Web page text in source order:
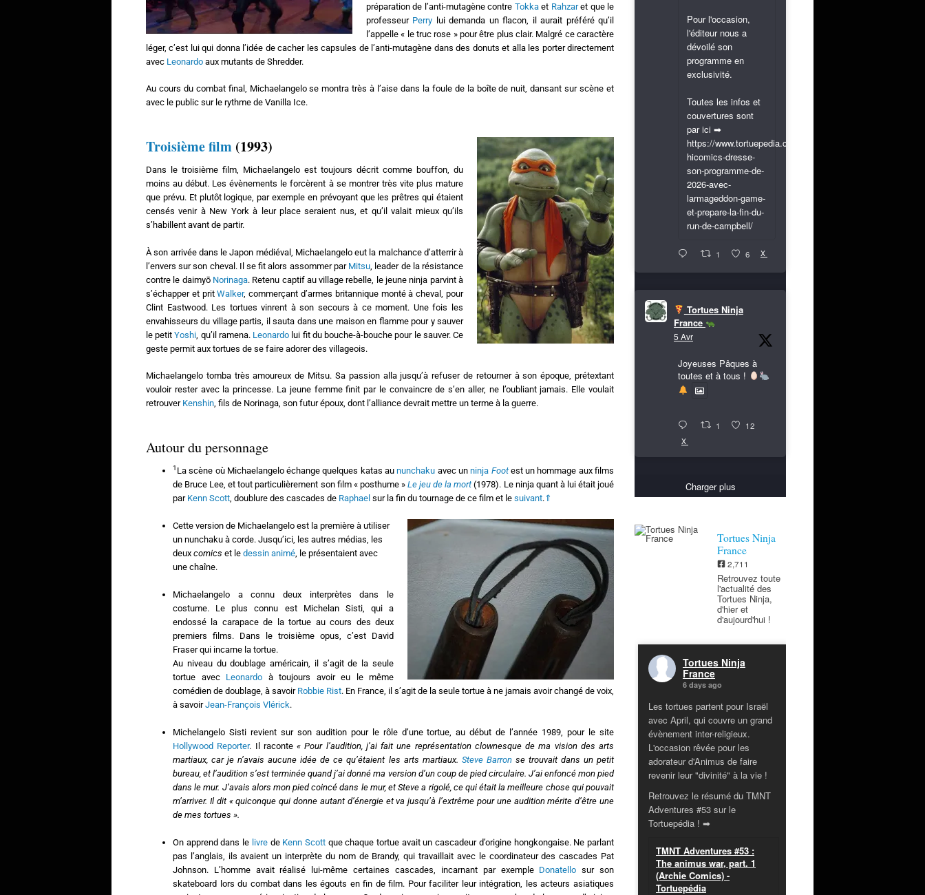
préparation de l’anti-mutagène contre Tokkaet Rahzaret que le
professeur Perry lui demanda un flacon, il aurait préféré qu’il
l’appelle « le truc rose » pour être plus clair. Malgré ce caractère
léger, c’est lui qui donna l’idée de cacher les capsules de l’anti-mutagène dans des donuts et alla les porter directement
avec Leonardo aux mutants de Shredder.
Au cours du combat final, Michaelangelo se montra très à l’aise dans la foule de la boîte de nuit, dansant sur scène et
avec le public sur le rythme de Vanilla Ice.
Troisième film (1993)
Dans le troisième film, Michaelangelo est toujours décrit comme bouffon, du
moins au début. Les évènements le forcèrent à se montrer très vite plus mature
que prévu. Et plutôt logique, par exemple en prévoyant que les prêtres qui étaient
censés venir à New York à leur place seraient nus, et qu’il valait mieux qu’ils
s’habillent avant de partir.
À son arrivée dans le Japon médiéval, Michaelangelo eut la malchance d’atterrir à
l’envers sur son cheval. Il se fit alors assommer par Mitsu , leader de la résistance
contre le daimyō Norinaga. Retenu captif au village rebelle, le jeune ninja parvint à
s’échapper et pritWalker, commerçant d’armes britannique monté à cheval, pour
Clint Eastwood. Les tortues vinrent à son secours à ce moment. Une fois les
envahisseurs du village partis, il sauta dans une maison en flamme pour y sauver
le petitYoshi , qu’il ramena. Leonardo lui fit du bouche-à-bouche pour le sauver. Ce
geste permit aux tortues de se faire adorer des villageois.
Michaelangelo tomba très amoureux de Mitsu. Sa passion alla jusqu’à refuser de retourner à son époque, prétextant
vouloir rester avec la princesse. La jeune femme finit par le convaincre de s’en aller, ne l’oubliant jamais. Elle voulait
retrouver Kenshin, fils de Norinaga, son futur époux, dont l’alliance devrait mettre un terme à la guerre.
Autour du personnage
1 La scène où Michaelangelo échange quelques katas aununchaku avec unninja Footest un hommage aux films
de Bruce Lee, et tout particulièrement son film « posthume » Le jeu de la mort(1978). Le ninja quant à lui était joué
par Kenn Scott, doublure des cascades de Raphael sur la fin du tournage de ce film et le suivant. ⇑
Cette version de Michaelangelo est la première à utiliser
un nunchaku à corde. Jusqu’ici, les autres médias, les
deux comics et le dessin animé, le présentaient avec
une chaîne.
Michaelangelo a connu deux interprètes dans le
costume. Le plus connu est Michelan Sisti, qui a
endossé la carapace de la tortue au cours des deux
premiers films. Dans le troisième opus, c’est David
Fraser qui incarne la tortue.
Au niveau du doublage américain, il s’agit de la seule
tortue avec Leonardo à toujours avoir eu le même
comédien de doublage, à savoir Robbie Rist. En France, il s’agit de la seule tortue à ne jamais avoir changé de voix,
à savoirJean-François Vlérick.
Michelangelo Sisti revient sur son audition pour le rôle d’une tortue, au début de l’année 1989, pour le site
Hollywood Reporter. Il raconte « Pour l’audition, j’ai fait une représentation clownesque de ma vision des arts
martiaux, car je n’avais aucune idée de ce qu’étaient les arts martiaux. Steve Barronse trouvait dans un petit
bureau, et l’audition s’est terminée quand j’ai donné ma version d’un coup de pied circulaire. J’ai enfoncé mon pied
dans le mur. J’avais alors mon pied coincé dans le mur, et Steve a rigolé, ce qui était la meilleure chose qui pouvait
m’arriver. Il dit « quiconque qui donne autant d’énergie et va jusqu’à l’extrême pour une audition mérite d’être une
de mes tortues ».
On apprend dans le livrede Kenn Scottque chaque tortue avait un cascadeur d’origine hongkongaise. Ne parlant
pas l’anglais, ils avaient un interprète du nom de Brandy, qui travaillait avec le coordinateur des cascades Pat
Johnson. L’homme avait réalisé lui-même certaines cascades, incarnant par exemple Donatello sur son
skateboard lors du combat dans les égouts en fin de film. Pour faciliter leur intégration, les acteurs asiatiques
Pour l'occasion,
l'éditeur nous a
dévoilé son
programme en
exclusivité.
Toutes les infos et
couvertures sont
par ici ➡
https://www.tortuepedia.com/2026/03/31/exclusif-
hicomics-dresse-
son-programme-de-
2026-avec-
larmageddon-game-
et-prepare-la-fin-du-
run-de-campbell/
1 6 X
Tortues Ninja
France
5 Avr
Joyeuses Pâques à
toutes et à tous !
1 12
X
Charger plus
Tortues Ninja
France
2,711
Retrouvez toute
l'actualité des
Tortues Ninja,
d'hier et
d'aujourd'hui !
Tortues Ninja
France
6 days ago
Les tortues partent pour Israël
avec April, qui couvre un grand
évènement inter-religieux.
L'occasion rêvée pour les
adorateur d'Animus de faire
revenir leur "divinité" à la vie !
Retrouvez le résumé du TMNT
Adventures #53 sur le
Tortuepédia ! ➡
TMNT Adventures #53 :
The animus war, part. 1
(Archie Comics) -
Tortuepédia